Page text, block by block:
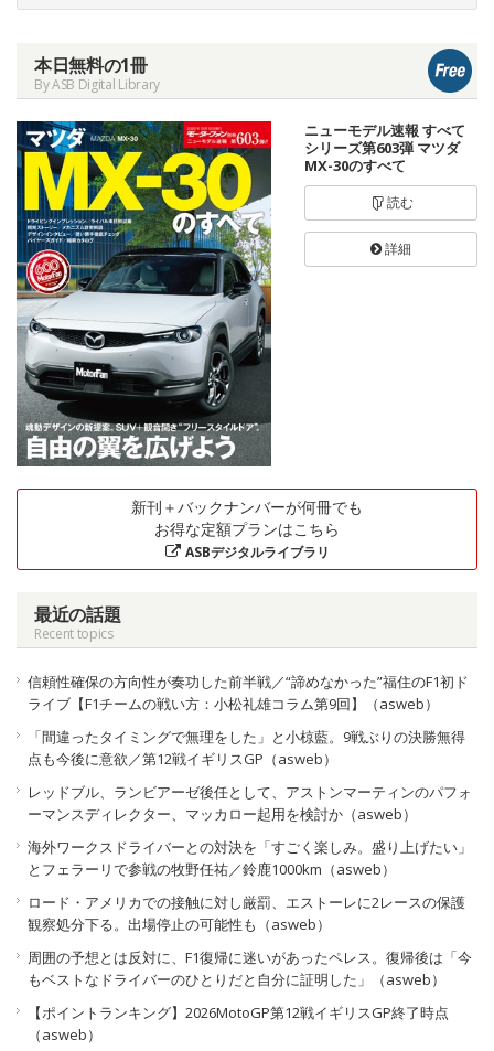
本日無料の1冊
By ASB Digital Library
ニューモデル速報 すべて
シリーズ第603弾 マツダ
MX-30のすべて
読む
詳細
新刊＋バックナンバーが何冊でも
お得な定額プランはこちら
ASBデジタルライブラリ
最近の話題
Recent topics
信頼性確保の方向性が奏功した前半戦／“諦めなかった”福住のF1初ド
ライブ【F1チームの戦い方：小松礼雄コラム第9回】（asweb）
「間違ったタイミングで無理をした」と小椋藍。9戦ぶりの決勝無得
点も今後に意欲／第12戦イギリスGP（asweb）
レッドブル、ランビアーゼ後任として、アストンマーティンのパフォ
ーマンスディレクター、マッカロー起用を検討か（asweb）
海外ワークスドライバーとの対決を「すごく楽しみ。盛り上げたい」
とフェラーリで参戦の牧野任祐／鈴鹿1000km（asweb）
ロード・アメリカでの接触に対し厳罰、エストーレに2レースの保護
観察処分下る。出場停止の可能性も（asweb）
周囲の予想とは反対に、F1復帰に迷いがあったペレス。復帰後は「今
もベストなドライバーのひとりだと自分に証明した」（asweb）
【ポイントランキング】2026MotoGP第12戦イギリスGP終了時点
（asweb）